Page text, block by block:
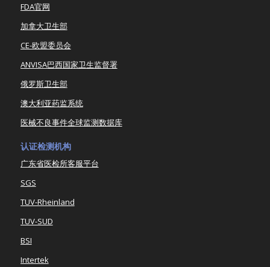
FDA官网
加拿大卫生部
CE-欧盟委员会
ANVISA巴西国家卫生监督署
俄罗斯卫生部
澳大利亚药监系统
医械不良事件全球监测数据库
认证检测机构
广东省医检所客服平台
SGS
TUV-Rheinland
TUV-SUD
BSI
Intertek